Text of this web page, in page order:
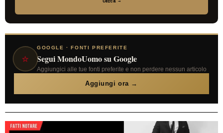
⭐
GOOGLE · FONTI PREFERITE
Segui MondoUomo su Google
Aggiungici alle tue fonti preferite e non perdere nessun articolo
Aggiungi ora →